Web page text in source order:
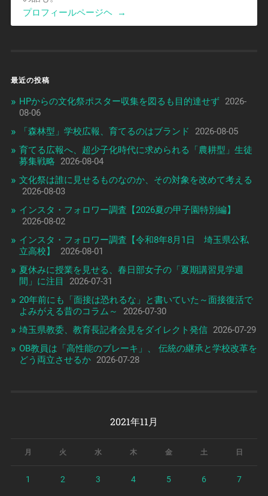
プロフィールページヘ
→
最近の投稿
HPからの文化祭ポスター収集を図るも目的達せず 2026-
08-06
「森林型」学校広報、育てるのはブランド
2026-08-05
育てる広報へ、超少子化時代に求められる「農耕型」生徒
募集戦略
2026-08-04
文化祭は誰に見せるものなのか、その対象を改めて考える
2026-08-03
インスタ・フォロワー調査【2026夏の甲子園特別編】
2026-08-02
インスタ・フォロワー調査【令和8年8月1日 埼玉県公私
立高校】
2026-08-01
夏休みに授業を見せる、春日部女子の「夏期講習見学週
間」に注目
2026-07-31
20年前にも「面接は恐れるな」と書いていた～面接復活で
よみがえる昔のコラム～
2026-07-30
埼玉県教委、教育長記者会見をダイレクト発信 2026-07-29
OB教員は「高性能のブレーキ」、 伝統の継承と学校改革を
どう両立させるか 2026-07-28
2021年11月
月 火 水 木 金 土 日
1 2 3 4 5 6 7